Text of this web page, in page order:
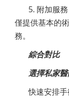
5. 附加服
僅提供基本的
務。
綜合對比
選擇私家
快速安排手